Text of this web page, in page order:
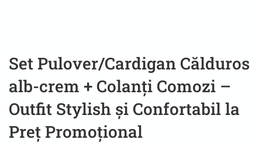
Set Pulover/Cardigan Călduros
alb-crem + Colanți Comozi –
Outfit Stylish și Confortabil la
Preț Promoțional